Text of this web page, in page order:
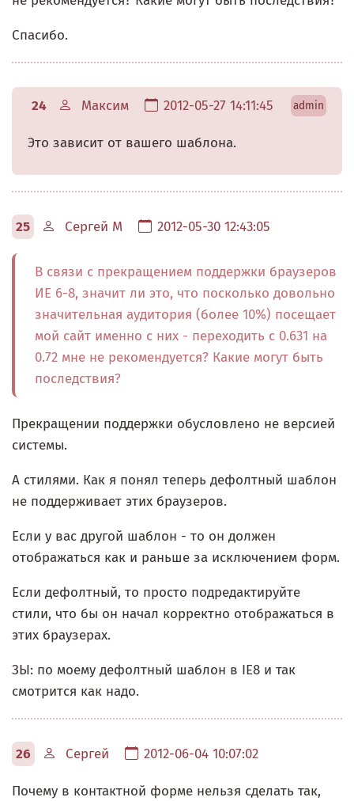
Спасибо.
24 Максим 2012-05-27 14:11:45 admin
Это зависит от вашего шаблона.
25 Сергей М 2012-05-30 12:43:05
В связи с прекращением поддержки браузеров
ИЕ 6-8, значит ли это, что посколько довольно
значительная аудитория (более 10%) посещает
мой сайт именно с них - переходить с 0.631 на
0.72 мне не рекомендуется? Какие могут быть
последствия?
Прекращении поддержки обусловлено не версией
системы.
А стилями. Как я понял теперь дефолтный шаблон
не поддерживает этих браузеров.
Если у вас другой шаблон - то он должен
отображаться как и раньше за исключением форм.
Если дефолтный, то просто подредактируйте
стили, что бы он начал корректно отображаться в
этих браузерах.
ЗЫ: по моему дефолтный шаблон в IE8 и так
смотрится как надо.
26 Сергей 2012-06-04 10:07:02
Почему в контактной форме нельзя сделать так,